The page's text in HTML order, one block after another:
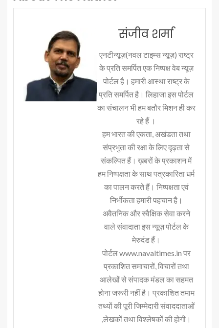
संजीव शर्मा
एनटीन्यूज़(नवल टाइम्स न्यूज़) राष्ट्र
के प्रति समर्पित एक निष्पक्ष वेब न्यूज़
पोर्टल है। हमारी आस्था राष्ट्र के
प्रति समर्पित है। लिहाजा इस पोर्टल
का संचालन भी हम बतौर मिशन ही कर
रहे हैं ।
हम भारत की एकता, अखंडता तथा
संप्रभुता की रक्षा के लिए दृढ़ता से
संकल्पित हैं। ख़बरों के प्रकाशन में
हम निष्पक्षता के साथ पत्रकारिता धर्म
का पालन करते हैं। निष्पक्षता एवं
निर्भीकता हमारी पहचान है।
अवैतनिक और स्वैक्षिक सेवा करने
वाले संवादाता इस न्यूज़ पोर्टल के
मेरुदंड हैं।
पोर्टल www.navaltimes.in पर
प्रकाशित समाचारों, विचारों तथा
आलेखों से संपादक मंडल का सहमत
होना जरूरी नहीं है। प्रकाशित तमाम
तथ्यों की पूरी जिम्मेदारी संवाददाताओं
,लेखकों तथा विश्लेषकों की होगी।